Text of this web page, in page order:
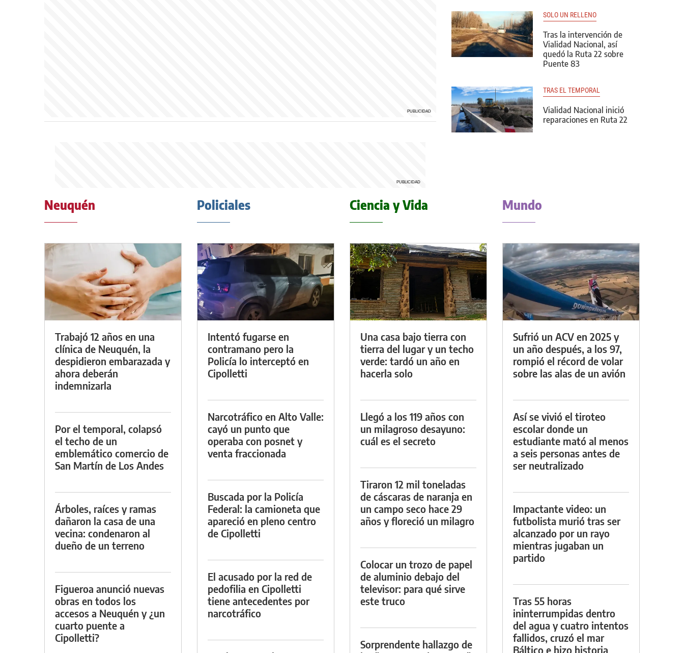
SOLO UN RELLENO
Tras la intervención de
Vialidad Nacional, así
quedó la Ruta 22 sobre
Puente 83
TRAS EL TEMPORAL
Vialidad Nacional inició
reparaciones en Ruta 22
Neuquén
Trabajó 12 años en una
clínica de Neuquén, la
despidieron embarazada y
ahora deberán
indemnizarla
Por el temporal, colapsó
el techo de un
emblemático comercio de
San Martín de Los Andes
Árboles, raíces y ramas
dañaron la casa de una
vecina: condenaron al
dueño de un terreno
Figueroa anunció nuevas
obras en todos los
accesos a Neuquén y ¿un
cuarto puente a
Cipolletti?
Policiales
Intentó fugarse en
contramano pero la
Policía lo interceptó en
Cipolletti
Narcotráfico en Alto Valle:
cayó un punto que
operaba con posnet y
venta fraccionada
Buscada por la Policía
Federal: la camioneta que
apareció en pleno centro
de Cipolletti
El acusado por la red de
pedofilia en Cipolletti
tiene antecedentes por
narcotráfico
Ciencia y Vida
Una casa bajo tierra con
tierra del lugar y un techo
verde: tardó un año en
hacerla solo
Llegó a los 119 años con
un milagroso desayuno:
cuál es el secreto
Tiraron 12 mil toneladas
de cáscaras de naranja en
un campo seco hace 29
años y floreció un milagro
Colocar un trozo de papel
de aluminio debajo del
televisor: para qué sirve
este truco
Sorprendente hallazgo de
Mundo
Sufrió un ACV en 2025 y
un año después, a los 97,
rompió el récord de volar
sobre las alas de un avión
Así se vivió el tiroteo
escolar donde un
estudiante mató al menos
a seis personas antes de
ser neutralizado
Impactante video: un
futbolista murió tras ser
alcanzado por un rayo
mientras jugaban un
partido
Tras 55 horas
ininterrumpidas dentro
del agua y cuatro intentos
fallidos, cruzó el mar
Báltico e hizo historia